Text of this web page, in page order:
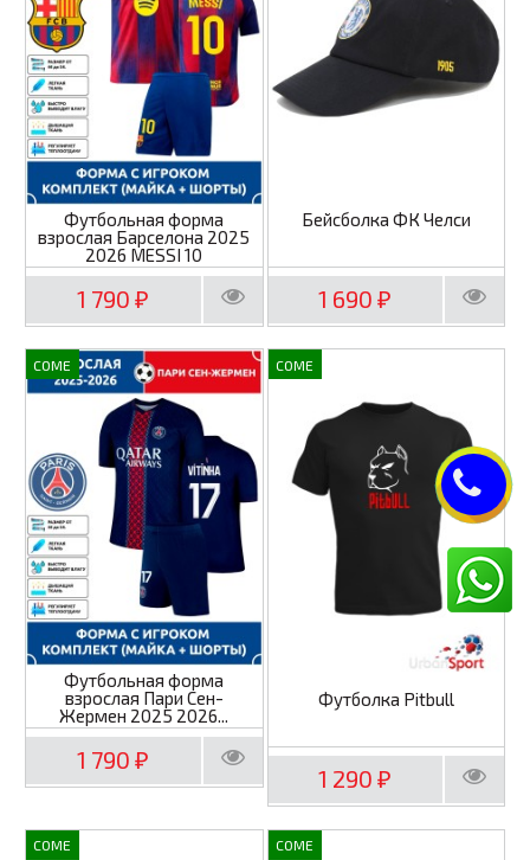
Футбольная форма
взрослая Барселона 2025
2026 MESSI 10
1 790₽
Бейсболка ФК Челси
1 690₽
COME
Футбольная форма
взрослая Пари Сен-
Жермен 2025 2026...
1 790₽
COME
Футболка Pitbull
1 290₽
COME COME